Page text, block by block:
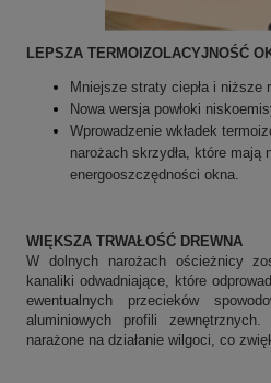
LEPSZA TERMOIZOLACYJNOŚĆ
Mniejsze straty ciepła i niższe
Nowa wersja powłoki
Wprowadzenie wkładek
narożach skrzydła, które mają
energooszczędności okna.
WIĘKSZA TRWAŁOŚĆ DREWNA
W dolnych narożach ościeżnicy
kanaliki odwadniające, które
ewentualnych przecieków
aluminiowych profili
narażone na działanie wilgoci, co